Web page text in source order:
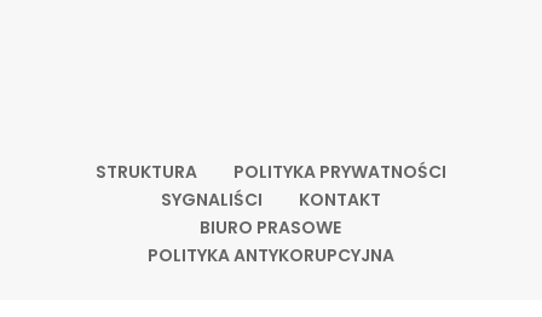
STRUKTURA
POLITYKA PRYWATNOŚCI
SYGNALIŚCI
KONTAKT
BIURO PRASOWE
POLITYKA ANTYKORUPCYJNA